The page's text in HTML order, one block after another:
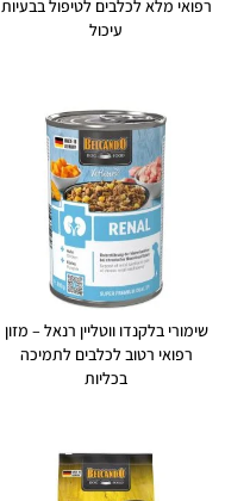
רפואי מלא לכלבים לטיפול בבעיות
עיכול
שימורי בלקנדו ווטליין רנאל – מזון
רפואי רטוב לכלבים לתמיכה
בכליות